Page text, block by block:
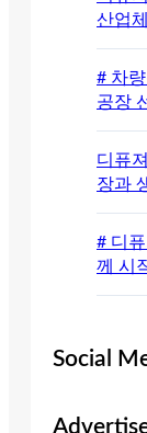
산업
# 차
공장
디퓨
장과
# 디
께 시
Social